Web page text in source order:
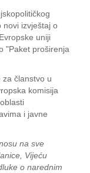
novi izvještaj o
uniji
"Paket proširenja
za članstvo u
komisija
i javne
na sve
Vijeću
o narednim